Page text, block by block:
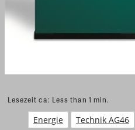
Lesezeit ca: Less than 1 min.
Energie Technik AG46